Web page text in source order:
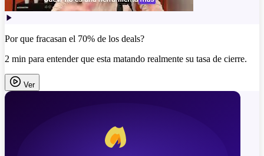
Por que fracasan el 70% de los deals?
2 min para entender que esta matando realmente su tasa de cierre.
Ver